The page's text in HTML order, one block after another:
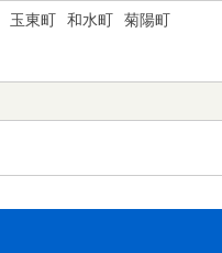
玉東町 和水町
菊陽町